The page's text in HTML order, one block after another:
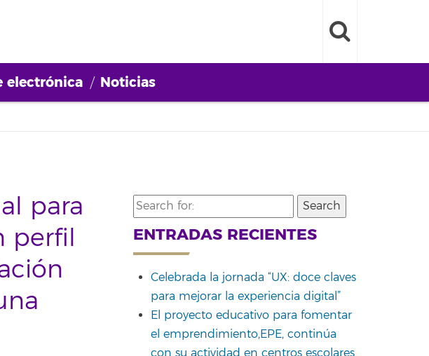
electrónica Noticias
para
perfil
Search
for:
ENTRADAS RECIENTES
Celebrada la jornada “UX: doce claves
para mejorar la experiencia digital”
El proyecto educativo para fomentar
el emprendimiento,EPE, continúa
con su actividad en centros escolares